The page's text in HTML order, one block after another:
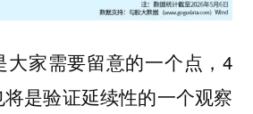
大家需要留意的一个点，4
是验证延续性的一个观察